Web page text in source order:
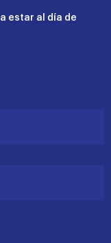
estar al día de